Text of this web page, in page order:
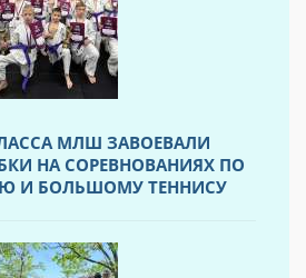
МЛШ ЗАВОЕВАЛИ
НА СОРЕВНОВАНИЯХ ПО
И БОЛЬШОМУ ТЕННИСУ